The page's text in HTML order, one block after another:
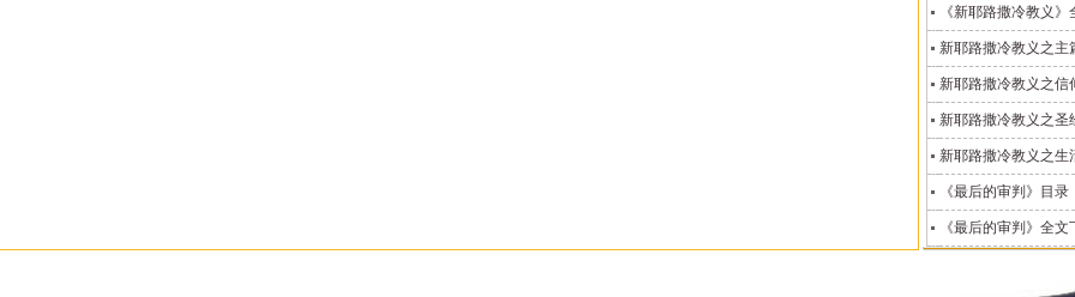
《新耶路撒冷教义》
新耶路撒冷教义之主
新耶路撒冷教义之信
新耶路撒冷教义之圣
新耶路撒冷教义之生
《最后的审判》目录
《最后的审判》全文